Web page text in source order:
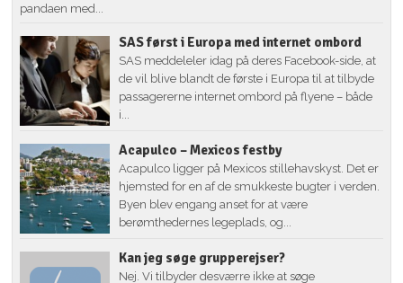
pandaen med...
SAS først i Europa med internet ombord
SAS meddeleler idag på deres Facebook-side, at
de vil blive blandt de første i Europa til at tilbyde
passagererne internet ombord på flyene – både
i...
Acapulco – Mexicos festby
Acapulco ligger på Mexicos stillehavskyst. Det er
hjemsted for en af de smukkeste bugter i verden.
Byen blev engang anset for at være
berømthedernes legeplads, og...
Kan jeg søge grupperejser?
Nej. Vi tilbyder desværre ikke at søge